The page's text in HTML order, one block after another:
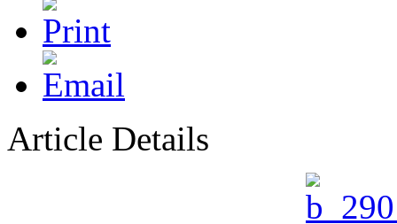
Article Details